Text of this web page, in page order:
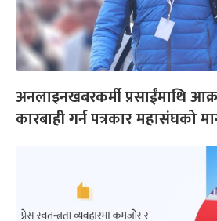
अनलाइनखबरकर्मी प्रसाईंमाथि
कारबाही गर्न पत्रकार महासंघको